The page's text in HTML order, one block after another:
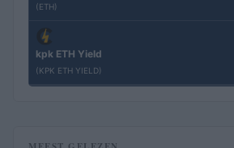
(ETH)
kpk ETH Yield
(KPK ETH YIELD)